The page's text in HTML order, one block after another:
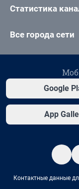
Статистика
Все города сети
Google
App
Контактные данные